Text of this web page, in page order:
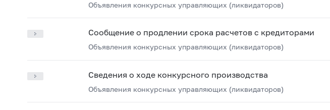
Объявления конкурсных управляющих (ликвидаторов)
Сообщение о продлении срока расчетов с кредиторами
Объявления конкурсных управляющих (ликвидаторов)
Сведения о ходе конкурсного производства
Объявления конкурсных управляющих (ликвидаторов)